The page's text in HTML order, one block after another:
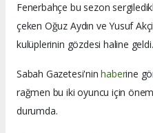
Fenerbahçe bu sezon
çeken Oğuz Aydın ve Yusuf
kulüplerinin gözdesi haline geldi.
Sabah Gazetesi'ninhaberine
rağmen bu iki oyuncu için
durumda.